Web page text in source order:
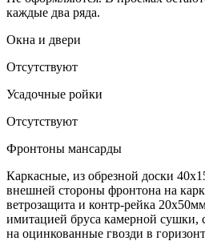
каждые два ряда.
Окна и двери
Отсутствуют
Усадочные ройки
Отсутствуют
Фронтоны мансарды
Каркасные, из обрезной доски
внешней стороны фронтона на
ветрозащита и контр-рейка
имитацией бруса камерной
на оцинкованные гвозди в